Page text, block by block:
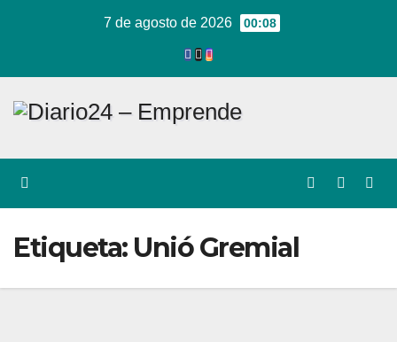
7 de agosto de 2026 00:08
Etiqueta: Unió Gremial